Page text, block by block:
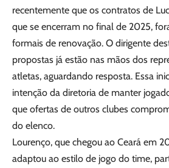
recentemente que os contratos de
que se encerram no final de 2025,
formais de renovação. O dirigente
propostas já estão nas mãos dos
atletas, aguardando resposta. Essa
intenção da diretoria de manter
que ofertas de outros clubes
do elenco.
Lourenço, que chegou ao Ceará em
adaptou ao estilo de jogo do time,